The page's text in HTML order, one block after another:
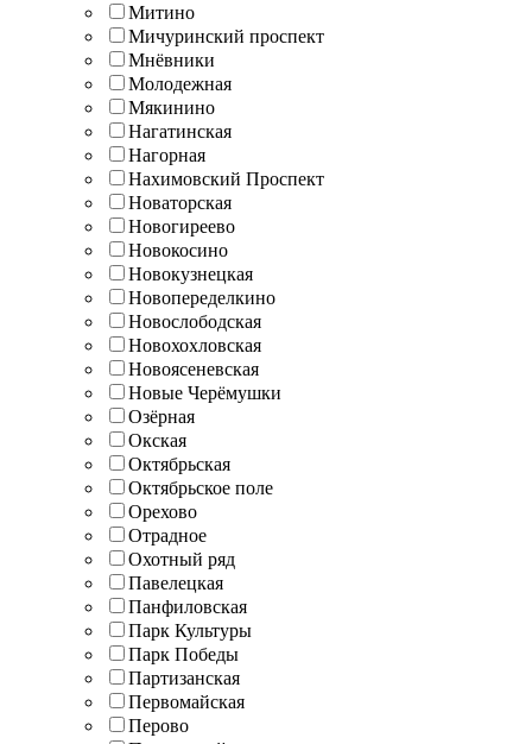
Митино
Мичуринский проспект
Мнёвники
Молодежная
Мякинино
Нагатинская
Нагорная
Нахимовский Проспект
Новаторская
Новогиреево
Новокосино
Новокузнецкая
Новопеределкино
Новослободская
Новохохловская
Новоясеневская
Новые Черёмушки
Озёрная
Окская
Октябрьская
Октябрьское поле
Орехово
Отрадное
Охотный ряд
Павелецкая
Панфиловская
Парк Культуры
Парк Победы
Партизанская
Первомайская
Перово